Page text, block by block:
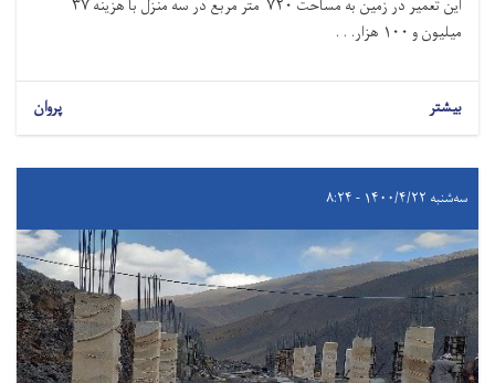
این تعمیر در زمین به مساحت ۷۲۰ متر مربع در سه منزل با هزینه ۳۷
میلیون و ۱۰۰ هزار. . .
بیشتر پروان
سه‌شنبه ۱۴۰۰/۴/۲۲ - ۸:۲۴